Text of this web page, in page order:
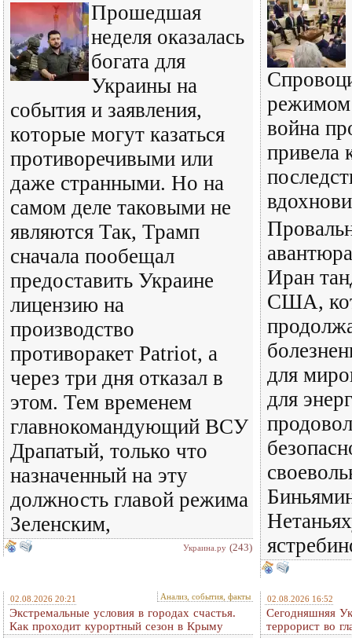
Прошедшая
неделя оказалась
богата для
Украины на
события и заявления,
которые могут казаться
противоречивыми или
даже странными. Но на
самом деле таковыми не
являются Так, Трамп
сначала пообещал
предоставить Украине
лицензию на
производство
противоракет Patriot, а
через три дня отказал в
этом. Тем временем
главнокомандующий ВСУ
Драпатый, только что
назначенный на эту
должность главой режима
Зеленским,
Украина.ру (243)
режимом
война
привела
Иран
США,
для
для
02.08.2026 20:21 Анализ, события, факты
Экстремальные условия в городах счастья.
Как проходит курортный сезон в Крыму
02.08.2026 16:52
Сегодняшняя
террорист во